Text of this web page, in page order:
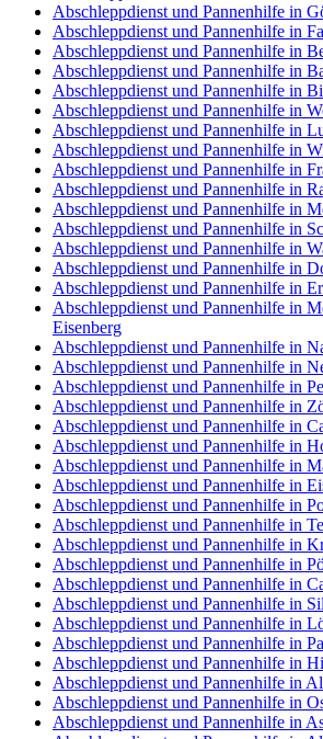
Abschleppdienst und Pannenhilfe in
Abschleppdienst und Pannenhilfe in
Abschleppdienst und Pannenhilfe in
Abschleppdienst und Pannenhilfe in
Abschleppdienst und Pannenhilfe in
Abschleppdienst und Pannenhilfe in
Abschleppdienst und Pannenhilfe in
Abschleppdienst und Pannenhilfe in
Abschleppdienst und Pannenhilfe in
Abschleppdienst und Pannenhilfe in
Abschleppdienst und Pannenhilfe in
Abschleppdienst und Pannenhilfe in
Abschleppdienst und Pannenhilfe in
Abschleppdienst und Pannenhilfe in
Abschleppdienst und Pannenhilfe in
Abschleppdienst und Pannenhilfe in
Eisenberg
Abschleppdienst und Pannenhilfe in
Abschleppdienst und Pannenhilfe in
Abschleppdienst und Pannenhilfe in
Abschleppdienst und Pannenhilfe in
Abschleppdienst und Pannenhilfe in
Abschleppdienst und Pannenhilfe in
Abschleppdienst und Pannenhilfe in
Abschleppdienst und Pannenhilfe in
Abschleppdienst und Pannenhilfe in
Abschleppdienst und Pannenhilfe in
Abschleppdienst und Pannenhilfe in
Abschleppdienst und Pannenhilfe in
Abschleppdienst und Pannenhilfe in
Abschleppdienst und Pannenhilfe in
Abschleppdienst und Pannenhilfe in
Abschleppdienst und Pannenhilfe in
Abschleppdienst und Pannenhilfe in
Abschleppdienst und Pannenhilfe in
Abschleppdienst und Pannenhilfe in
Abschleppdienst und Pannenhilfe in